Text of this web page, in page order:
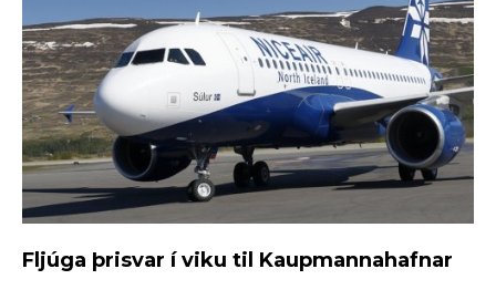
Fljúga þrisvar í viku til Kaupmannahafnar